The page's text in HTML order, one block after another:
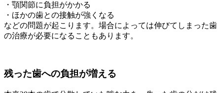
・顎関節に負担がかかる
・ほかの歯との接触が強くなる
などの問題が起こります。場合によっては伸びてしまった歯
の治療が必要になることもあります。
残った歯への負担が増える